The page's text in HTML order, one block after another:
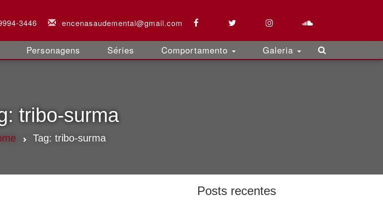
3446 encenasaudemental@gmail.com
Personagens Séries Comportamento Galeria
tribo-surma
Tag: tribo-surma
Posts recentes